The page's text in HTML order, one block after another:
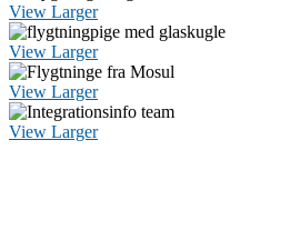
View Larger
View Larger
View Larger
View Larger